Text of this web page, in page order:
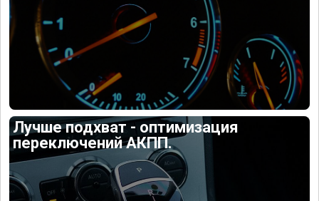
Лучше подхват - оптимизация
переключений АКПП.